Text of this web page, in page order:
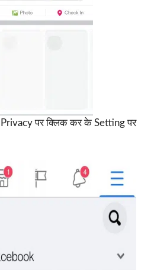
पर क्लिक कर के Setting पर